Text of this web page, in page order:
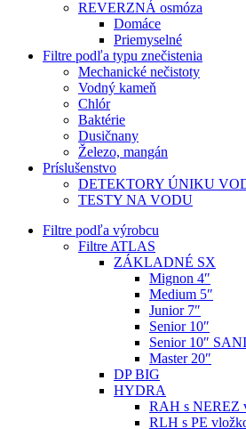
REVERZNÁ osmóza
Domáce
Priemyselné
Filtre podľa typu znečistenia
Mechanické nečistoty
Vodný kameň
Chlór
Baktérie
Dusičnany
Železo, mangán
Príslušenstvo
DETEKTORY ÚNIKU
TESTY NA VODU
Filtre podľa výrobcu
Filtre ATLAS
ZÁKLADNÉ SX
Mignon 4″
Medium 5″
Junior 7″
Senior 10″
Senior 10″
Master 20″
DP BIG
HYDRA
RAH s NEREZ
RLH s PE